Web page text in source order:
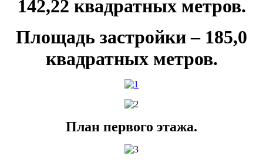
142,22 квадратных метров.
Площадь застройки – 185,0
квадратных метров.
План первого этажа.